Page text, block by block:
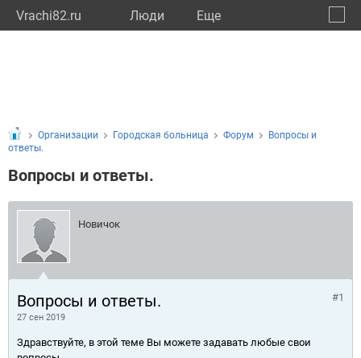
Vrachi82.ru Люди Eще
Организации Городская больница Форум
Вопросы и
ответы.
Вопросы и ответы.
Новичок
Вопросы и ответы.
27 сен 2019
#1
Здравствуйте, в этой теме Вы можете задавать любые свои